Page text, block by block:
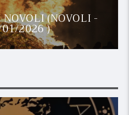
(NOVOLI -
2026 )